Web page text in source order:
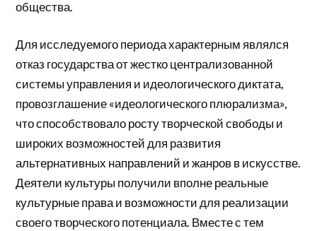
общества.
Для исследуемого периода характерным являлся
отказ государства от жестко централизованной
системы управления и идеологического диктата,
провозглашение «идеологического плюрализма»,
что способствовало росту творческой свободы и
широких возможностей для развития
альтернативных направлений и жанров в искусстве.
Деятели культуры получили вполне реальные
культурные права и возможности для реализации
своего творческого потенциала. Вместе с тем